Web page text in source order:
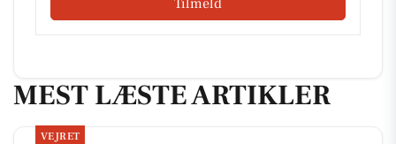
Tilmeld
MEST LÆSTE ARTIKLER
VEJRET